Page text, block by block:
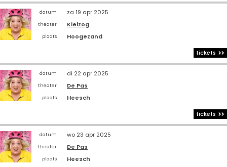
datum za 19 apr 2025
theater Kielzog
plaats
Hoogezand
tickets
datum di 22 apr 2025
theater De Pas
plaats
Heesch
tickets
datum wo 23 apr 2025
theater De Pas
plaats Heesch